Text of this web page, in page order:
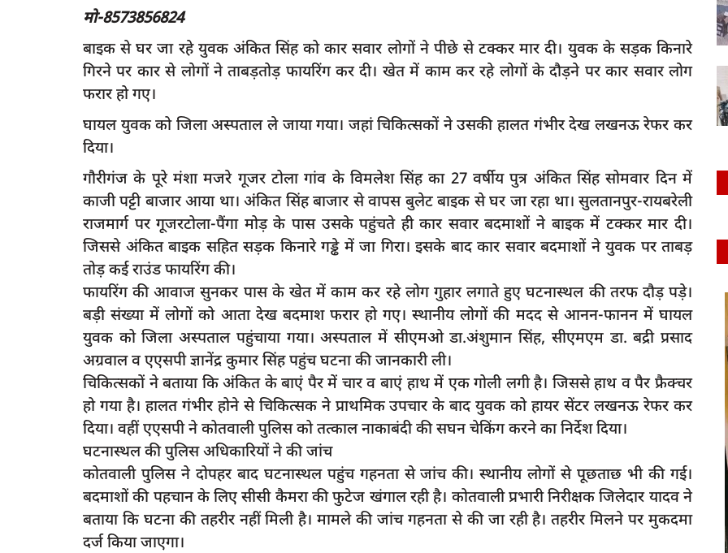
मो-8573856824
बाइक से घर जा रहे युवक अंकित सिंह को कार सवार लाेगाें ने पीछे से टक्कर मार दी। युवक के सड़क किनारे
गिरने पर कार से लाेगाें ने ताबड़तोड़ फायरिंग कर दी। खेत में काम कर रहे लोगों के दौड़ने पर कार सवार लाेग
फरार हो गए।
घायल युवक को जिला अस्पताल ले जाया गया। जहां चिकित्सकाें ने उसकी हालत गंभीर देख लखनऊ रेफर कर
दिया।
गौरीगंज के पूरे मंशा मजरे गूजर टोला गांव के विमलेश सिंह का 27 वर्षीय पुत्र अंकित सिंह सोमवार दिन में
काजी पट्टी बाजार आया था। अंकित सिंह बाजार से वापस बुलेट बाइक से घर जा रहा था। सुलतानपुर-रायबरेली
राजमार्ग पर गूजरटोला-पैंगा मोड़ के पास उसके पहुंचते ही कार सवार बदमाशों ने बाइक में टक्कर मार दी।
जिससे अंकित बाइक सहित सड़क किनारे गड्ढे में जा गिरा। इसके बाद कार सवार बदमाशों ने युवक पर ताबड़
तोड़ कई राउंड फायरिंग की।
फायरिंग की आवाज सुनकर पास के खेत में काम कर रहे लोग गुहार लगाते हुए घटनास्थल की तरफ दौड़ पड़े।
बड़ी संख्या में लोगों को आता देख बदमाश फरार हो गए। स्थानीय लोगों की मदद से आनन-फानन में घायल
युवक को जिला अस्पताल पहुंचाया गया। अस्पताल में सीएमओ डा.अंशुमान सिंह, सीएमएम डा. बद्री प्रसाद
अग्रवाल व एएसपी ज्ञानेंद्र कुमार सिंह पहुंच घटना की जानकारी ली।
चिकित्सकाें ने बताया कि अंकित के बाएं पैर में चार व बाएं हाथ में एक गोली लगी है। जिससे हाथ व पैर फ्रैक्चर
हो गया है। हालत गंभीर होने से चिकित्सक ने प्राथमिक उपचार के बाद युवक को हायर सेंटर लखनऊ रेफर कर
दिया। वहीं एएसपी ने कोतवाली पुलिस को तत्काल नाकाबंदी की सघन चेकिंग करने का निर्देश दिया।
घटनास्थल की पुलिस अधिकारियों ने की जांच
कोतवाली पुलिस ने दोपहर बाद घटनास्थल पहुंच गहनता से जांच की। स्थानीय लोगों से पूछताछ भी की गई।
बदमाशों की पहचान के लिए सीसी कैमरा की फुटेज खंगाल रही है। कोतवाली प्रभारी निरीक्षक जिलेदार यादव ने
बताया कि घटना की तहरीर नहीं मिली है। मामले की जांच गहनता से की जा रही है। तहरीर मिलने पर मुकदमा
दर्ज किया जाएगा।
वाले युवक ने एसडीएम
latest
रायबरेली-प्रा.वि.फरीदगढ मे ग्राम प्रधान एवं सचिव के
सहयोग...
rexpress Dec 27, 2024 0 80